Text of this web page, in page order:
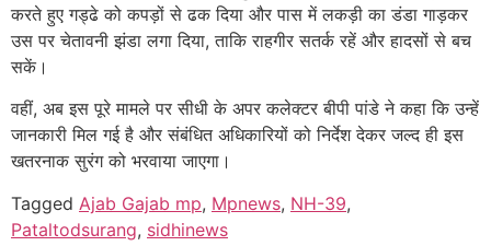
करते हुए गड्ढे को कपड़ों से ढक दिया और पास में लकड़ी का डंडा गाड़कर
उस पर चेतावनी झंडा लगा दिया, ताकि राहगीर सतर्क रहें और हादसों से बच
सकें।
वहीं, अब इस पूरे मामले पर सीधी के अपर कलेक्टर बीपी पांडे ने कहा कि उन्हें
जानकारी मिल गई है और संबंधित अधिकारियों को निर्देश देकर जल्द ही इस
खतरनाक सुरंग को भरवाया जाएगा।
Tagged Ajab Gajab mp, Mpnews, NH-39,
Pataltodsurang, sidhinews